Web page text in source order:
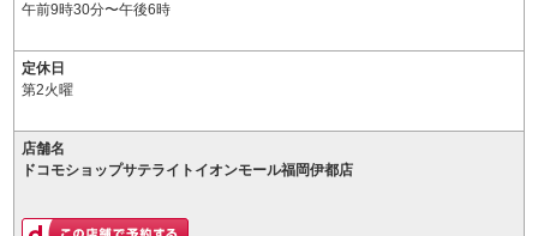
午前9時30分〜午後6時
定休日
第2火曜
店舗名
ドコモショップサテライトイオンモール福岡伊都店